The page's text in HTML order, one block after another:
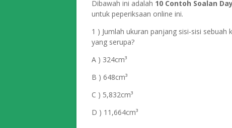
Dibawah ini adalah 10 Contoh Soalan
untuk peperiksaan online ini.
1 ) Jumlah ukuran panjang sisi-sisi
yang serupa?
A ) 324cm³
B ) 648cm³
C ) 5,832cm³
D ) 11,664cm³